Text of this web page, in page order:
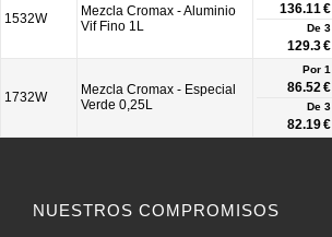
1532W
Mezcla Cromax - Aluminio
Vif Fino 1L
136.11 €
De 3
129.3 €
1732W
Mezcla Cromax - Especial
Verde 0,25L
Por 1
86.52 €
De 3
82.19 €
NUESTROS COMPROMISOS